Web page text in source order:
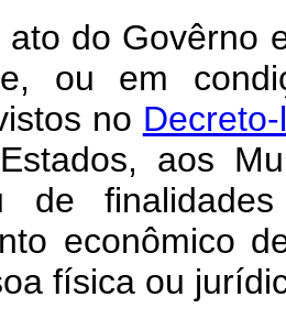
ato do Govêrno
ou em
no
aos
de
econômico
física ou